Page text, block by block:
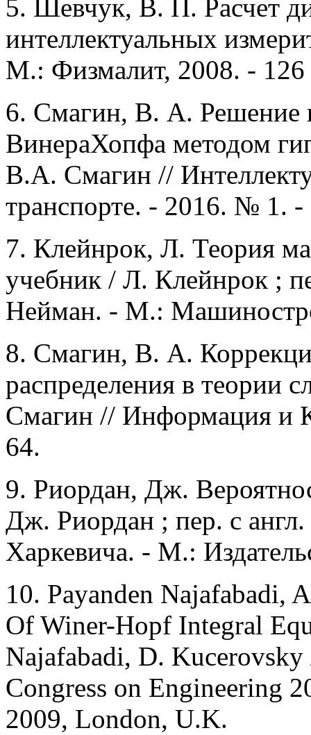
5. Шевчук, В. П. Расчет
интеллектуальных
М.: Физмалит, 2008. - 126
6. Смагин, В. А. Решение
ВинераХопфа методом
В.А. Смагин //
транспорте. - 2016. № 1.
7. Клейнрок, Л. Теория
учебник / Л. Клейнрок ;
Нейман. - М.:
8. Смагин, В. А.
распределения в теории
Смагин // Информация и
64.
9. Риордан, Дж.
Дж. Риордан ; пер. с
Харкевича. - М.:
10. Payanden Najafabadi,
Of Winer-Hopf Integral
Najafabadi, D.
Congress on Engineering
2009, London, U.K.